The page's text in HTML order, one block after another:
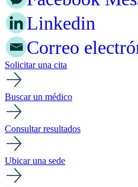
Linkedin
Correo
Solicitar una cita
Buscar un médico
Consultar resultados
Ubicar una sede